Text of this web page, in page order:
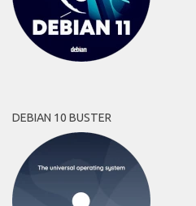
DEBIAN 10 BUSTER